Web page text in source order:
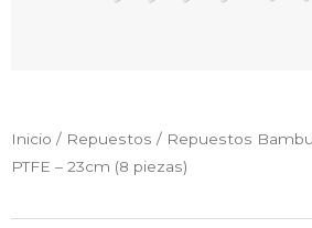
Inicio / Repuestos / Repuestos
PTFE – 23cm (8 piezas)